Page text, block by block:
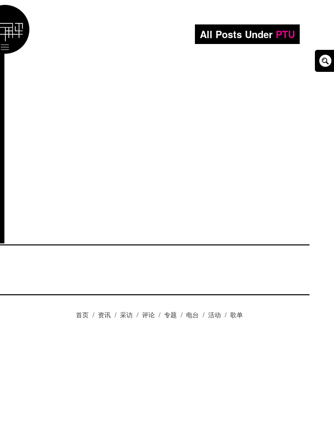
All Posts Under PTU
首页 / 资讯 / 采访 / 评论 / 专题 / 电台 / 活动 / 歌单